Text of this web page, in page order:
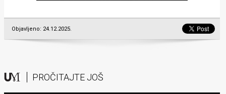
Objavljeno: 24.12.2025.
PROČITAJTE JOŠ